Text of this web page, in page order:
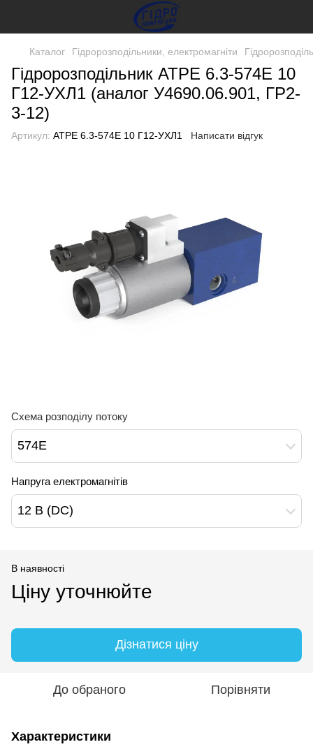
Каталог Гідророзподільники, електромагніти
Гідророзподільник АТРЕ 6.3-574Е 10
Г12-УХЛ1 (аналог У4690.06.901, ГР2-
3-12)
Артикул: АТРЕ 6.3-574Е 10 Г12-УХЛ1 Написати відгук
Схема розподілу потоку
574Е
Напруга електромагнітів
12 В (DC)
В наявності
Ціну уточнюйте
Дізнатися ціну
До обраного Порівняти
Характеристики